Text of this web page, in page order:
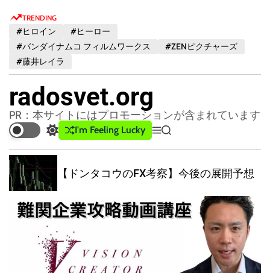
TRENDING
#ヒロイン
#ヒーロー
#バンダイナムコ フィルムワークス
#ZENピクチャーズ
#藤井レイラ
radosvet.org
PR：本サイトにはプロモーションが含まれています
S
w
t
c
c
o
o
I'm Feeling Lucky
M
e
u
S
e
r
【ドンタコウのFX考察】今後の展開予想